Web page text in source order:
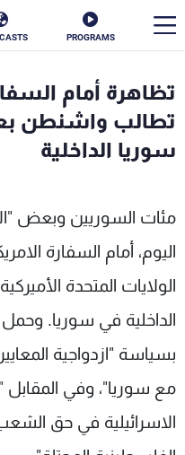
PROGRAMS
تظاهرة أمام
تطالب واشنطن
سوريا الداخلية
مئات السوريين وبعض
اليوم، أمام السفارة
الولايات المتحدة
الداخلية في سوريا.
بسياسة "ازدواجية
مع سوريا"، وفي
الاسرائيلية في حق
الأخبار
سياسة
إقتصاد
منوعات
كأس العالم
جدول البرامج
شاهد البرامج
الترددات